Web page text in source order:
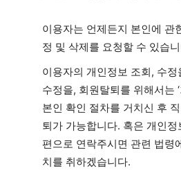
이용자는 언제든지 본인에 관
정 및 삭제를 요청할 수 있습
이용자의 개인정보 조회, 수
수정을, 회원탈퇴를 위해서는
본인 확인 절차를 거치신 후
퇴가 가능합니다. 혹은 개인
편으로 연락주시면 관련 법령
치를 취하겠습니다.